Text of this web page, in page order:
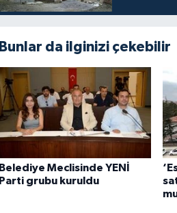
Bunlar da ilginizi çekebilir
Belediye Meclisinde YENİ
Parti grubu kuruldu